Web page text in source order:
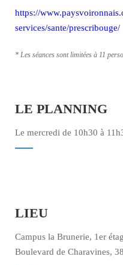
https://
services/sante/prescribouge/
* Les séances sont limitées à 11
LE PLANNING
Le mercredi de 10h30 à
LIEU
Campus la Brunerie, 1er
Boulevard de Charavines,